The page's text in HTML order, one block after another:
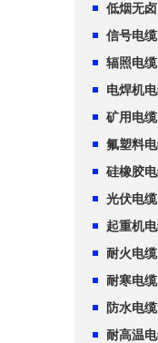
低烟无
信号电缆
辐照电缆
电焊机
矿用电缆
氟塑料
硅橡胶
光伏电缆
起重机
耐火电缆
耐寒电缆
防水电缆
耐高温